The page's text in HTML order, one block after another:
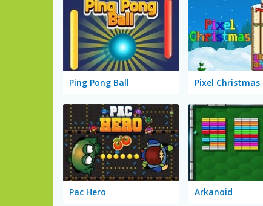
Ping Pong Ball Pixel Christmas
Pac Hero Arkanoid